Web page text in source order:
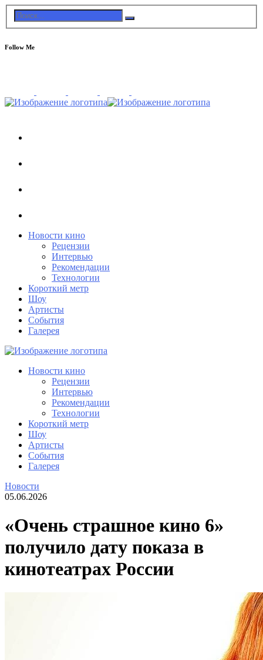
Follow Me
Новости кино
Рецензии
Интервью
Рекомендации
Технологии
Короткий метр
Шоу
Артисты
События
Галерея
Новости кино
Рецензии
Интервью
Рекомендации
Технологии
Короткий метр
Шоу
Артисты
События
Галерея
Новости
05.06.2026
«Очень страшное кино 6»
получило дату показа в
кинотеатрах России